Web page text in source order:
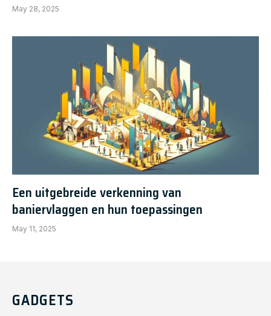
May 28, 2025
Een uitgebreide verkenning van
baniervlaggen en hun toepassingen
May 11, 2025
GADGETS